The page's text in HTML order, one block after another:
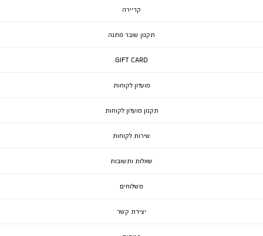
קריירה
תקנון שובר מתנה
GIFT CARD
מועדון לקוחות
תקנון מועדון לקוחות
שירות לקוחות
שאלות ותשובות
משלוחים
יצירת קשר